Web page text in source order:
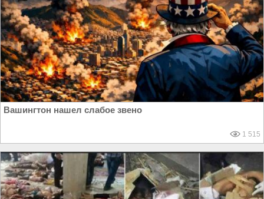
Вашингтон нашел слабое звено
1 515